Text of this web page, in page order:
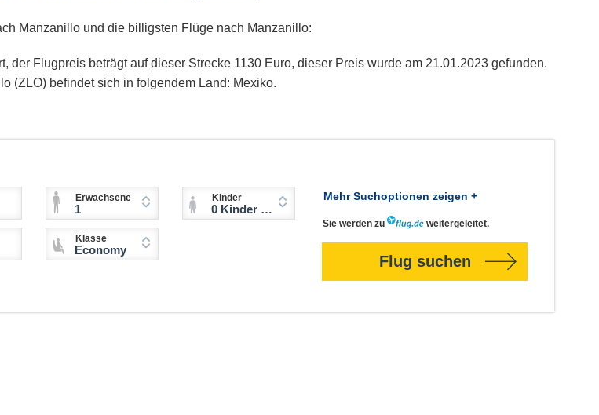
Manzanillo und die billigsten Flüge nach Manzanillo:
Flugpreis beträgt auf dieser Strecke 1130 Euro, dieser Preis wurde am 21.01.2023 gefunden.
(ZLO) befindet sich in folgendem Land: Mexiko.
Erwachsene
1
Kinder
0 Kinder (2-11 Jahre)
Klasse
Economy
Mehr Suchoptionen zeigen +
Sie werden zu weitergeleitet.
Flug suchen